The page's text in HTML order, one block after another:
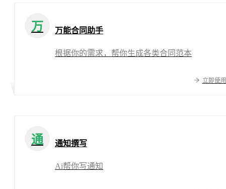
万 万能合同助手
根据你的需求，帮你生成各类合同范本
立即使用
通 通知撰写
Ai帮你写通知